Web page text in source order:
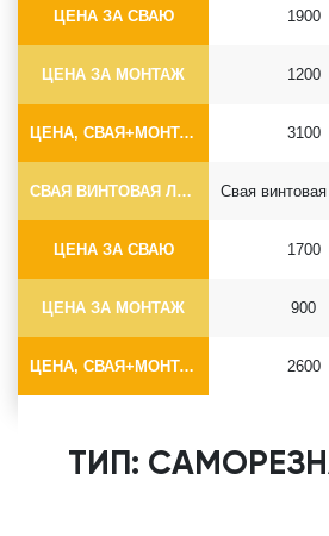
ЦЕНА ЗА СВАЮ
ЦЕНА ЗА МОНТАЖ
ЦЕНА, СВАЯ+МОНТАЖ (БЕЗ ОГОЛОВКА)
1900
1200
3100
СВАЯ ВИНТОВАЯ ЛОПАСТНАЯ Ф89*6.5
ЦЕНА ЗА СВАЮ
ЦЕНА ЗА МОНТАЖ
ЦЕНА, СВАЯ+МОНТАЖ (БЕЗ ОГОЛОВКА)
1700
900
2600
ТИП: